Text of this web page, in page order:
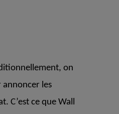
on
les
C’est ce que Wall